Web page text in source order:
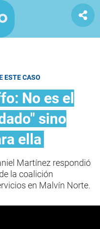
ESTE CASO
No es el
sino
ella
Martínez respondió
la coalición
en Malvín Norte.